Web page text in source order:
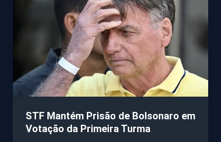
STF Mantém Prisão de Bolsonaro em
Votação da Primeira Turma